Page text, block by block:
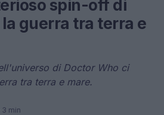
spin-off di
guerra tra terra e
di Doctor Who ci
tra terra e mare.
3 min